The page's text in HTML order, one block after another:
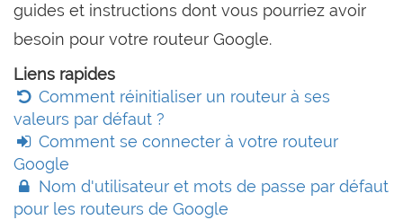
guides et instructions dont vous pourriez avoir
besoin pour votre routeur Google.
Liens rapides
Comment réinitialiser un routeur à ses
valeurs par défaut ?
Comment se connecter à votre routeur
Google
Nom d'utilisateur et mots de passe par défaut
pour les routeurs de Google